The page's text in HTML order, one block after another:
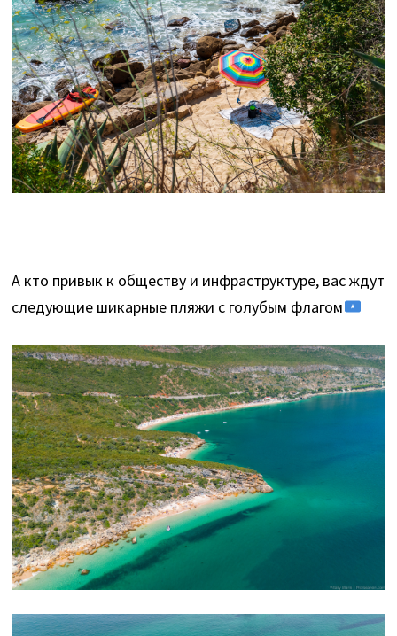
А кто привык к обществу и инфраструктуре, вас ждут
следующие шикарные пляжи с голубым флагом